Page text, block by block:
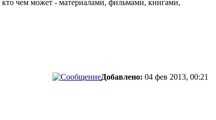
чем может - материалами, фильмами, книгами,
Добавлено: 04 фев 2013, 00:21